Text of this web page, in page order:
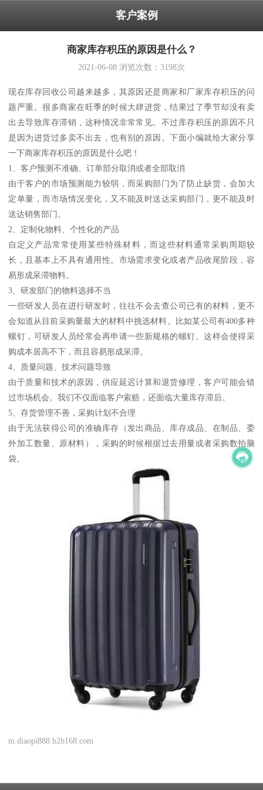
客户案例
商家库存积压的原因是什么？
2021-06-08 浏览次数： 3198次
现在库存回收公司越来越多，其原因还是商家和厂家库存积压的问
题严重。很多商家在旺季的时候大肆进货，结果过了季节却没有卖
出去导致库存滞销，这种情况非常常见。不过库存积压的原因不只
是因为进货过多卖不出去，也有别的原因。下面小编就给大家分享
一下商家库存积压的原因是什么吧！
1、客户预测不准确、订单部分取消或者全部取消
由于客户的市场预测能力较弱，而采购部门为了防止缺货，会加大
定单量，而市场情况变化，又不能及时送达采购部门，更不能及时
送达销售部门。
2、定制化物料、个性化的产品
自定义产品常常使用某些特殊材料，而这些材料通常采购周期较
长，且基本上不具有通用性。市场需求变化或者产品收尾阶段，容
易形成呆滞物料。
3、研发部门的物料选择不当
一些研发人员在进行研发时，往往不会去查公司已有的材料，更不
会知道从目前采购量最大的材料中挑选材料。比如某公司有400多种
螺钉，可研发人员经常会再申请一些新规格的螺钉。这样会使得采
购成本居高不下，而且容易形成呆滞。
4、质量问题、技术问题导致
由于质量和技术的原因，供应延迟计算和退货修理，客户可能会错
过市场机会。我们不仅面临客户索赔，还面临大量库存滞后。
5、存货管理不善，采购计划不合理
由于无法获得公司的准确库存（发出商品、库存成品、在制品、委
外加工数量、原材料），采购的时候根据过去用量或者采购数拍脑
袋。
m.diaopi888.b2b168.com